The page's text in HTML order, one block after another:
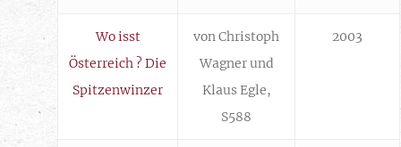
Wo isst
Österreich ? Die
Spitzenwinzer
von Christoph
Wagner und
Klaus Egle,
S588
2003